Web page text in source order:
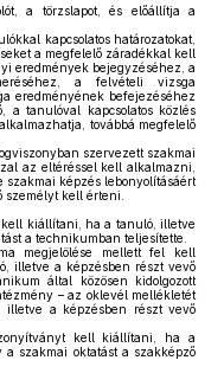
a törzslapot, és előállítja a
kapcsolatos határozatokat,
a megfelelő záradékkal kell
eredmények bejegyzéséhez, a
a felvételi vizsga
eredményének befejezéséhez
a tanulóval kapcsolatos közlés
továbbá megfelelő
szervezett szakmai
az eltéréssel kell alkalmazni,
szakmai képzés lebonyolításáért
személyt kell érteni.
kell kiállítani, ha a tanuló, illetve
a technikumban teljesítette.
megjelölése mellett fel kell
illetve a képzésben részt vevő
által közösen kidolgozott
– az oklevél mellékletét
illetve a képzésben részt vevő
kell kiállítani, ha a
szakmai oktatást a szakképző